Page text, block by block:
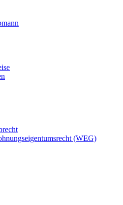
(WEG)